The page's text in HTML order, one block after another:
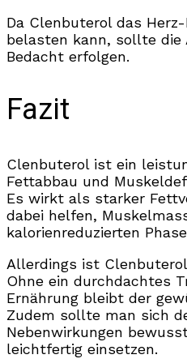
Da Clenbuterol das
belasten kann, sollte die
Bedacht erfolgen.
Fazit
Clenbuterol ist ein
Fettabbau und
Es wirkt als starker
dabei helfen,
kalorienreduzierten
Allerdings ist
Ohne ein durchdachtes
Ernährung bleibt der
Zudem sollte man sich
Nebenwirkungen
leichtfertig einsetzen.